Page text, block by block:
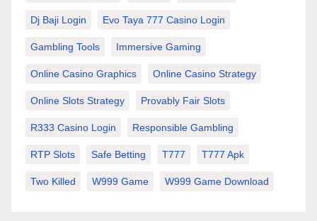
Dj Baji Login Evo Taya 777 Casino Login
Gambling Tools Immersive Gaming
Online Casino Graphics Online Casino Strategy
Online Slots Strategy Provably Fair Slots
R333 Casino Login Responsible Gambling
RTP Slots Safe Betting T777 T777 Apk
Two Killed W999 Game W999 Game Download